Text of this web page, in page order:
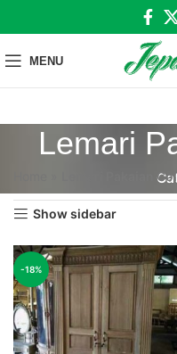
MENU
Lemari
Lemari Pakaian
Show sidebar
-18%